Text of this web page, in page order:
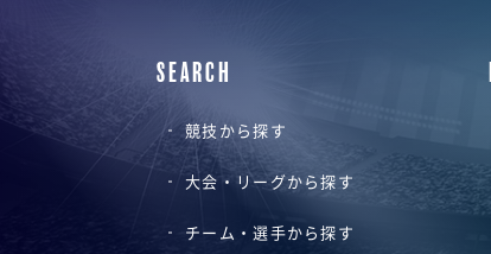
SEARCH
競技から探す
大会・リーグから探す
チーム・選手から探す